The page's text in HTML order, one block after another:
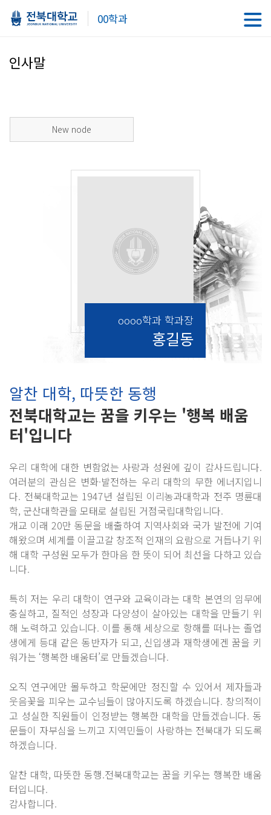
00학과
인사말
New node
oooo학과 학과장
홍길동
알찬 대학, 따뜻한 동행
전북대학교는 꿈을 키우는 '행복 배움
터'입니다
우리 대학에 대한 변함없는 사랑과 성원에 깊이 감사드립니다.
여러분의 관심은 변화·발전하는 우리 대학의 무한 에너지입니
다. 전북대학교는 1947년 설립된 이리농과대학과 전주 명륜대
학, 군산대학관을 모태로 설립된 거점국립대학입니다.
개교 이래 20만 동문을 배출하여 지역사회와 국가 발전에 기여
해왔으며 세계를 이끌고갈 창조적 인재의 요람으로 거듭나기 위
해 대학 구성원 모두가 한마음 한 뜻이 되어 최선을 다하고 있습
니다.
특히 저는 우리 대학이 연구와 교육이라는 대학 본연의 임무에
충실하고, 질적인 성장과 다양성이 살아있는 대학을 만들기 위
해 노력하고 있습니다. 이를 통해 세상으로 항해를 떠나는 졸업
생에게 등대 같은 동반자가 되고, 신입생과 재학생에겐 꿈을 키
워가는 ‘행복한 배움터’로 만들겠습니다.
오직 연구에만 몰두하고 학문에만 정진할 수 있어서 제자들과
웃음꽃을 피우는 교수님들이 많아지도록 하겠습니다. 창의적이
고 성실한 직원들이 인정받는 행복한 대학을 만들겠습니다. 동
문들이 자부심을 느끼고 지역민들이 사랑하는 전북대가 되도록
하겠습니다.
알찬 대학, 따뜻한 동행.전북대학교는 꿈을 키우는 행복한 배움
터입니다.
감사합니다.